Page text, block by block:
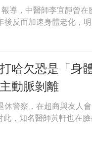
導，中醫師李宜靜曾
後反而加速身體老化，
哈欠恐是「
動脈剝離
休警察，在超商與友人
，知名醫師黃軒也在